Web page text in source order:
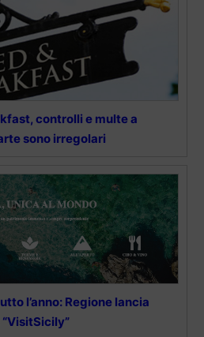
controlli e multe a
sono irregolari
l’anno: Regione lancia